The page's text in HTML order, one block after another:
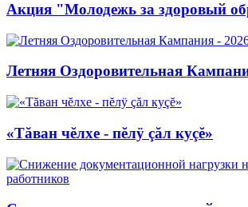
Акция "Молодежь за здоровый
Летняя Оздоровительная
«Тăван чĕлхе - пĕлÿ çăл куçĕ»